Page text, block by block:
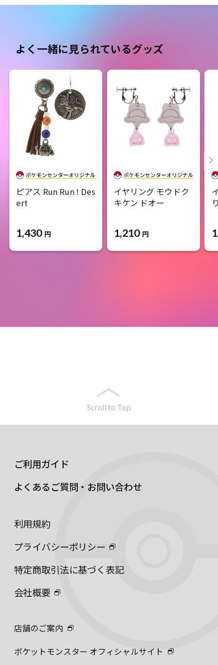
よく一緒に見られているグッズ
ピアス Run Run ! Des
ert
1,430 円
イヤリング モウドク
キケン ドオー
1,210 円
Scroll to Top
ご利用ガイド
よくあるご質問・お問い合わせ
利用規約
プライバシーポリシー
特定商取引法に基づく表記
会社概要
店舗のご案内
ポケットモンスター オフィシャルサイト